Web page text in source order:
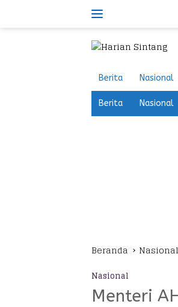
Berita Nasional
Berita Nasional
Beranda Nasional
Nasional
Menteri